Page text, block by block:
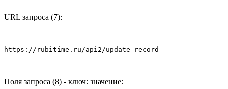
URL запроса (7):
https://rubitime.ru/api2/update-record
Поля запроса (8) - ключ: значение: